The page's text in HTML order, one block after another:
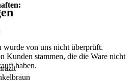
von uns nicht überprüft.
Kunden stammen, die die Ware nicht
haben.